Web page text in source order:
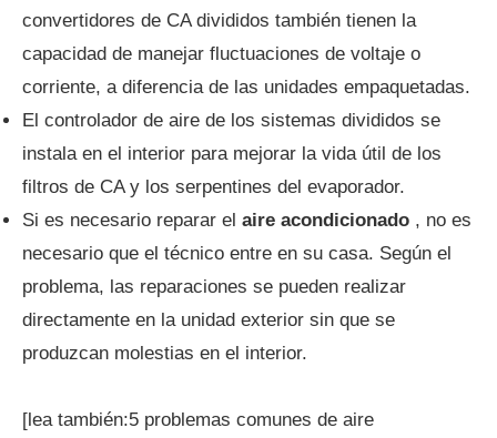
convertidores de CA divididos también tienen la
capacidad de manejar fluctuaciones de voltaje o
corriente, a diferencia de las unidades empaquetadas.
El controlador de aire de los sistemas divididos se
instala en el interior para mejorar la vida útil de los
filtros de CA y los serpentines del evaporador.
Si es necesario reparar el aire acondicionado , no es
necesario que el técnico entre en su casa. Según el
problema, las reparaciones se pueden realizar
directamente en la unidad exterior sin que se
produzcan molestias en el interior.
[lea también:5 problemas comunes de aire